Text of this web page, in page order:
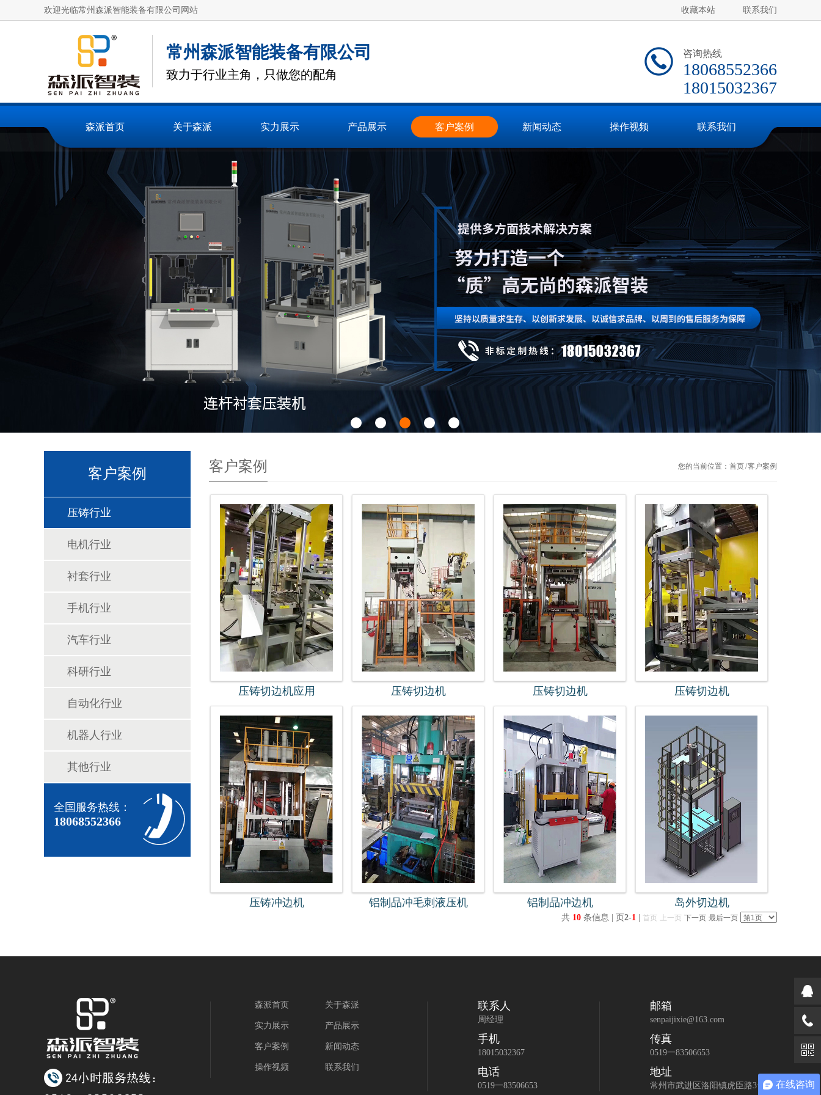
收藏本站 联系我们
欢迎光临常州森派智能装备有限公司网站
咨询热线
18068552366
18015032367
常州森派智能装备有限公司
致力于行业主角，只做您的配角
森派首页 关于森派 实力展示 产品展示 客户案例 新闻动态 操作视频 联系我们
客户案例
压铸行业
电机行业
衬套行业
手机行业
汽车行业
科研行业
自动化行业
机器人行业
其他行业
全国服务热线：
18068552366
客户案例 您的当前位置：首页 / 客户案例
压铸切边机应用 压铸切边机 压铸切边机 压铸切边机
压铸冲边机 铝制品冲毛刺液压机 铝制品冲边机 岛外切边机
共 10 条信息 | 页 2-1 首页 上一页 下一页 最后一页
森派首页 关于森派
实力展示 产品展示
客户案例 新闻动态
操作视频 联系我们
联系人
周经理
手机
18015032367
电话
0519一83506653
邮箱
senpaijixie@163.com
传真
0519一83506653
地址
常州市武进区洛阳镇虎臣路3号 在线咨询